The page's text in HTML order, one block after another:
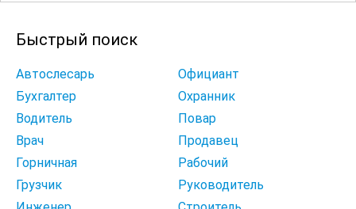
Быстрый поиск
Автослесарь
Официант
Бухгалтер
Охранник
Водитель
Повар
Врач
Продавец
Горничная
Рабочий
Грузчик
Руководитель